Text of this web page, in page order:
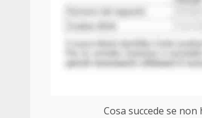
Cosa succede se